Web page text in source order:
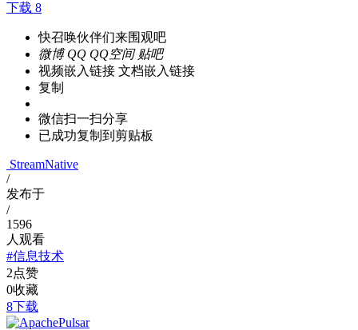
下载 8
快召唤伙伴们来围观吧
微博 QQ QQ空间 贴吧
视频嵌入链接 文档嵌入链接
复制
微信扫一扫分享
已成功复制到剪贴板
StreamNative
/
发布于
/
1596
人观看
#信息技术
2点赞
0收藏
8下载